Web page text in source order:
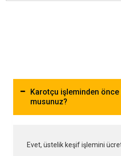
Karotçu işleminden önce
musunuz?
Evet, üstelik keşif işlemini